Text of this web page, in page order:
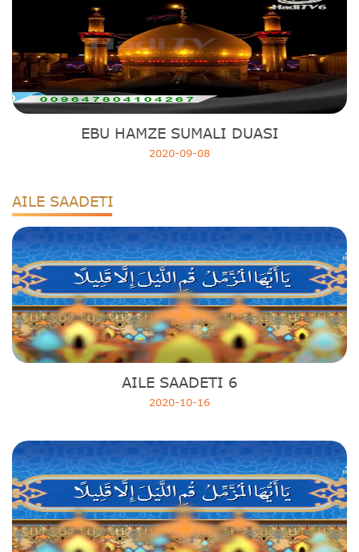
EBU HAMZE SUMALI DUASI
2020-09-08
AILE SAADETI
AILE SAADETI 6
2020-10-16